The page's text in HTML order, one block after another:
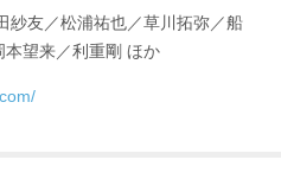
紗友／松浦祐也／草川拓弥／船
本望来／利重剛 ほか